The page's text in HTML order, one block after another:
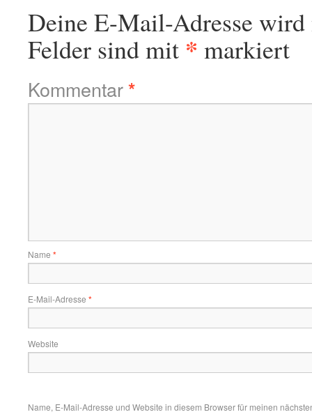
Deine E-Mail-Adresse
Felder sind mit * markiert
Kommentar*
Name *
E-Mail-Adresse *
Website
Name, E-Mail-Adresse und Website in diesem Browser für meinen